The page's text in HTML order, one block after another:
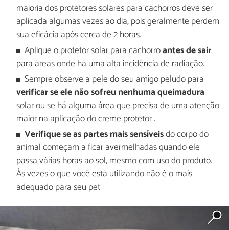
maioria dos protetores solares para cachorros deve ser
aplicada algumas vezes ao dia, pois geralmente perdem
sua eficácia após cerca de 2 horas.
Aplique o protetor solar para cachorroantes de sair
para áreas onde há uma alta incidência de radiação.
Sempre observe a pele do seu amigo peludo para
verificar se ele não sofreu nenhuma queimadura
solar ou se há alguma área que precisa de uma atenção
maior na aplicação do creme protetor .
Verifique se as partes mais sensíveisdo corpo do
animal começam a ficar avermelhadas quando ele
passa várias horas ao sol, mesmo com uso do produto.
Às vezes o que você está utilizando não é o mais
adequado para seu pet